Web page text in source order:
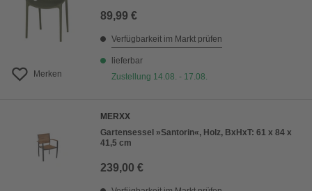
Merken
89,99 €
Verfügbarkeit im Markt prüfen
lieferbar
Zustellung 14.08. - 17.08.
MERXX
Gartensessel »Santorin«, Holz, BxHxT: 61 x 84 x
41,5 cm
239,00 €